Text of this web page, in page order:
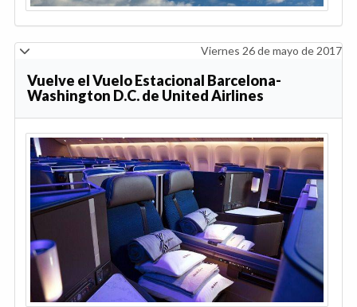
Viernes 26 de mayo de 2017
Vuelve el Vuelo Estacional Barcelona-
Washington D.C. de United Airlines